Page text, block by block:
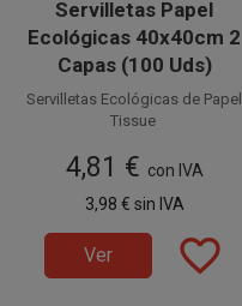
Servilletas Papel
Ecológicas 40x40cm 2
Capas (100 Uds)
Servilletas Ecológicas de Papel
Tissue
40 x 40 cm, suaves y
Catering, Bares, Fiestas,
Restaurantes, etc.
Disponible a la venta en
paquetes de 100 unidades.
4,81 € con IVA
3,98 € sin IVA
Ver favorite_border